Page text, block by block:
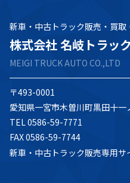
新車・中古トラック販売・買取
株式会社 名岐トラッ
MEIGI TRUCK AUTO CO.,LTD
〒493-0001
愛知県一宮市木曽川町黒田十
TEL 0586-59-7771
FAX 0586-59-7744
新車・中古トラック販売専用サ